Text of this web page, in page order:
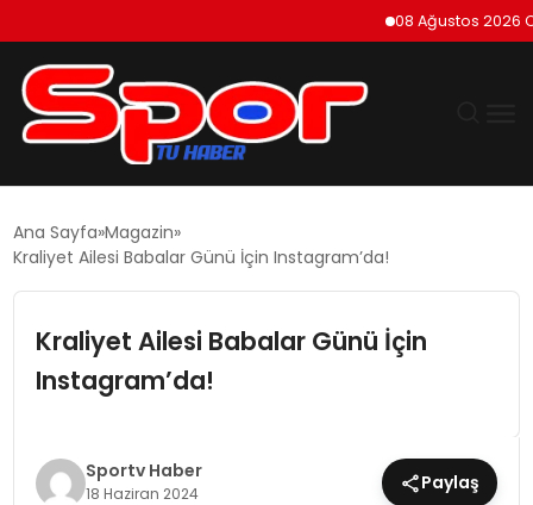
08 Ağustos 2026
EKONOMI
SIYASET
TEKNOLOJI
Ana Sayfa Magazin
Kraliyet Ailesi Babalar Günü İçin Instagram’da!
Kraliyet Ailesi Babalar Günü İçin
Instagram’da!
Sportv Haber
18 Haziran 2024 Paylaş